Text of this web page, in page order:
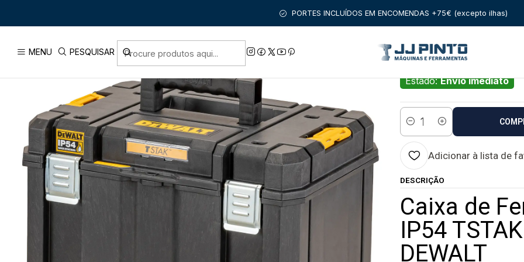
MENU PESQUISAR
PORTES INCLUÍDOS EM ENCOMENDAS +75€ (excepto ilhas)
ARMAZENAMENTO DEWALT Caixa de Ferramentas
Caixa de
DWST83346-1
Estado:Envio imediato
Quantidade
Adicionar à lista de
DESCRIÇÃO
Caixa de
IP54
DEWALT